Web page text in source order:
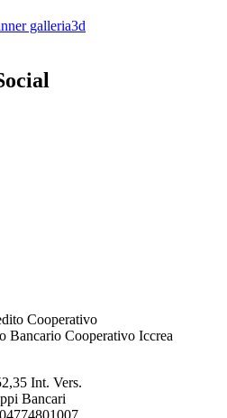
Cooperativo
Bancario Cooperativo Iccrea
Int. Vers.
Bancari